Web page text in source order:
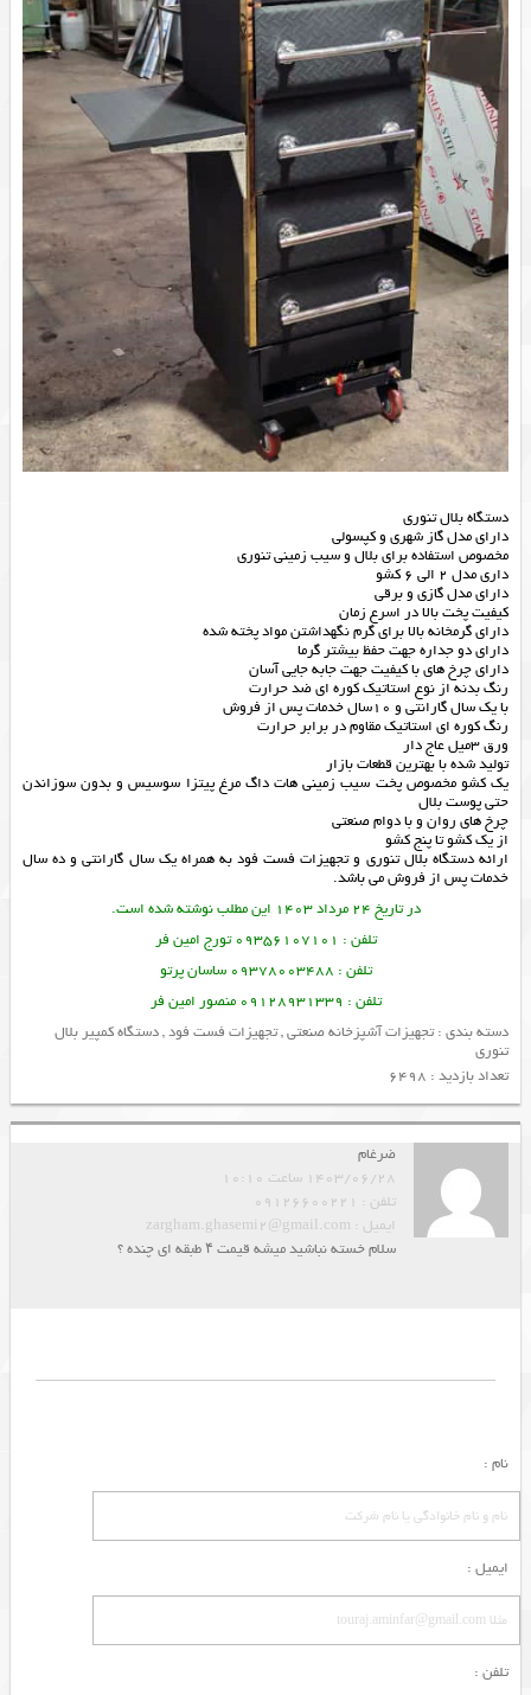
دستگاه بلال تنوری
دارای مدل گاز شهری و کپسولی
مخصوص استفاده برای بلال و سیب زمینی تنوری
داری مدل 2 الی 6 کشو
دارای مدل گازی و برقی
کیفیت پخت بالا در اسرع زمان
دارای گرمخانه بالا برای گرم نگهداشتن مواد پخته شده
دارای دو جداره جهت حفظ بیشتر گرما
دارای چرخ های با کیفیت جهت جابه جایی آسان
رنگ بدنه از نوع استاتیک کوره ای ضد حرارت
با یک سال گارانتی و 10سال خدمات پس از فروش
رنگ کوره ای استاتیک مقاوم در برابر حرارت
ورق 3میل عاج دار
تولید شده با بهترین قطعات بازار
یک کشو مخصوص پخت سیب زمینی هات داگ مرغ پیتزا سوسیس و بدون سوزاندن
حتی پوست بلال
چرخ های روان و با دوام صنعتی
از یک کشو تا پنج کشو
ارائهدستگاه بلال تنوری وتجهیزات فست فودبه همراه یک سال گارانتی و ده سال
خدمات پس از فروش می باشد.
در تاریخ 24 مرداد 1403 این مطلب نوشته شده است.
تلفن : 09356107101 تورج امین فر
تلفن : 09378003488 ساسان پرتو
تلفن : 09128931339 منصور امین فر
دسته بندی :تجهیزات آشپزخانه صنعتی,تجهیزات فست فود,دستگاه کمپیر بلال
تنوری
تعداد بازدید : 6498
ضرغام
1403/06/28 ساعت 10:10
تلفن : 09126600221
ایمیل : zargham.ghasemi2@gmail.com
سلام خسته نباشید میشه قیمت ۴ طبقه‌ ای چنده ؟
نام :
ایمیل :
تلفن :